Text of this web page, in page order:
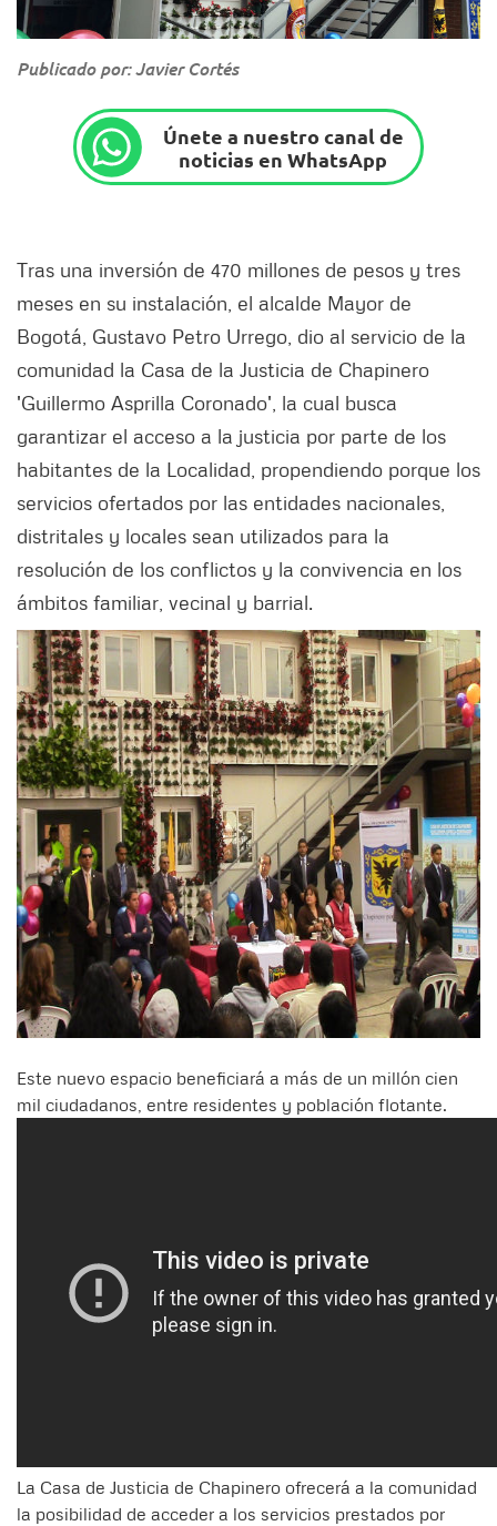
Publicado por: Javier Cortés
Únete a nuestro canal de
noticias en WhatsApp
Tras una inversión de 470 millones de pesos y tres
meses en su instalación, el alcalde Mayor de
Bogotá, Gustavo Petro Urrego, dio al servicio de la
comunidad la Casa de la Justicia de Chapinero
'Guillermo Asprilla Coronado', la cual busca
garantizar el acceso a la justicia por parte de los
habitantes de la Localidad, propendiendo porque los
servicios ofertados por las entidades nacionales,
distritales y locales sean utilizados para la
resolución de los conflictos y la convivencia en los
ámbitos familiar, vecinal y barrial.
Este nuevo espacio beneficiará a más de un millón cien
mil ciudadanos, entre residentes y población flotante.
La Casa de Justicia de Chapinero ofrecerá a la comunidad
la posibilidad de acceder a los servicios prestados por